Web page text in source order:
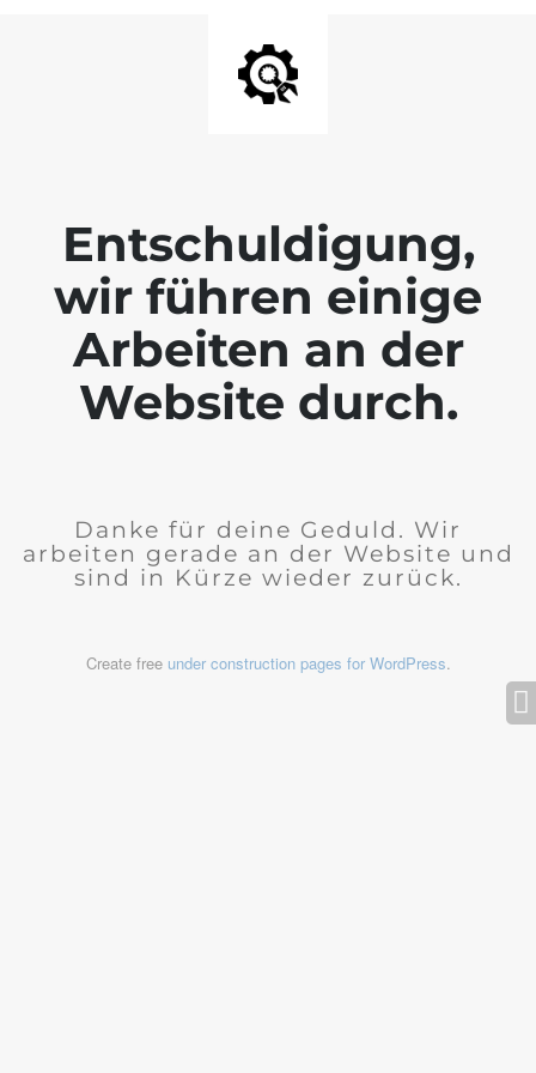
Entschuldigung,
wir führen einige
Arbeiten an der
Website durch.
Danke für deine Geduld. Wir
arbeiten gerade an der Website und
sind in Kürze wieder zurück.
Create free under construction pages for WordPress.